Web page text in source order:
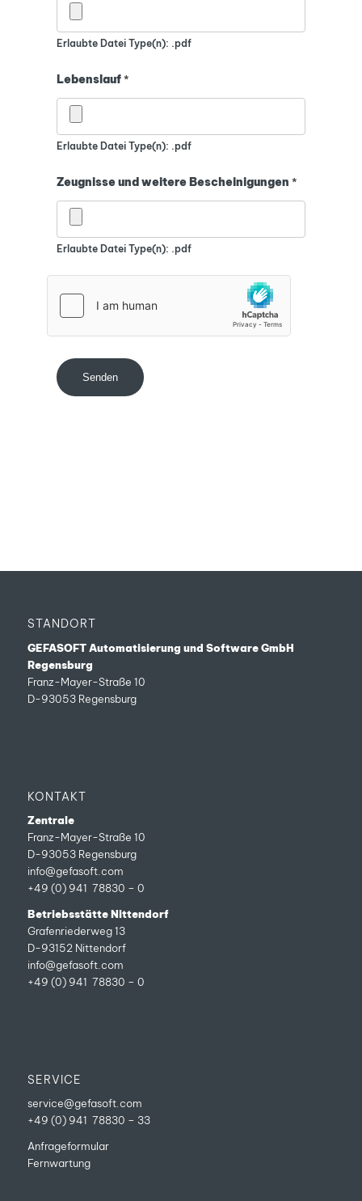
Erlaubte Datei Type(n): .pdf
Lebenslauf*
Erlaubte Datei Type(n): .pdf
Zeugnisse und weitere Bescheinigungen *
Erlaubte Datei Type(n): .pdf
STANDORT
GEFASOFT Automatisierung und Software GmbH
Regensburg
Franz-Mayer-Straße 10
D-93053 Regensburg
KONTAKT
Zentrale
Franz-Mayer-Straße 10
D-93053 Regensburg
info@gefasoft.com
+49 (0) 941 78830 – 0
Betriebsstätte Nittendorf
Grafenriederweg 13
D-93152 Nittendorf
info@gefasoft.com
+49 (0) 941 78830 – 0
SERVICE
service@gefasoft.com
+49 (0) 941 78830 – 33
Anfrageformular
Fernwartung